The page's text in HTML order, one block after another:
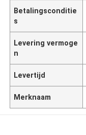
Betalingsconditie
s
Levering vermoge
n
Levertijd
Merknaam